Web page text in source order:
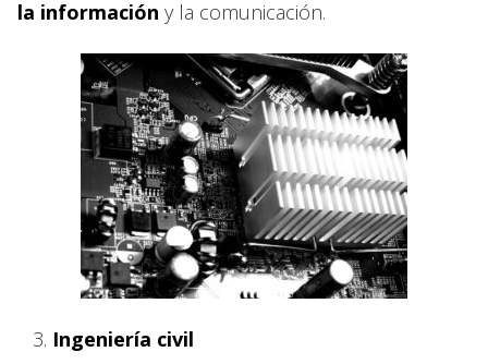
la información y la comunicación.
Ingeniería civil